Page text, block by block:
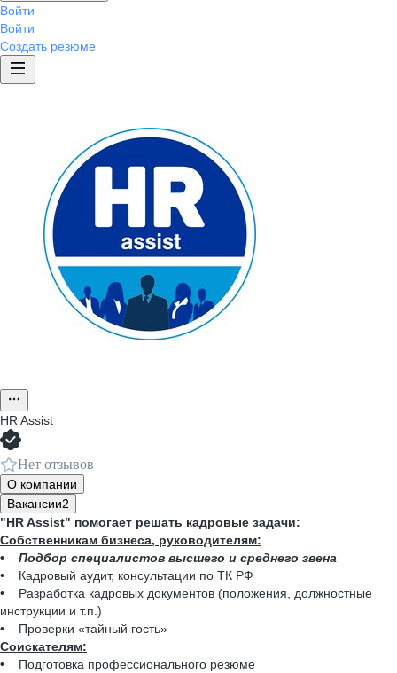
Войти
Войти
Создать резюме
HR Assist
Нет отзывов
О компании
Вакансии2
"HR Assist" помогает решать кадровые задачи:
Собственникам бизнеса, руководителям:
•
Подбор специалистов высшего и среднего звена
• Кадровый аудит, консультации по ТК РФ
• Разработка кадровых документов (положения, должностные
инструкции и т.п.)
• Проверки «тайный гость»
Соискателям:
•
Подготовка профессионального резюме